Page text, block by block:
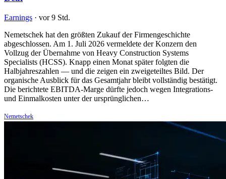
Earnings · vor 9 Std.
Nemetschek hat den größten Zukauf der Firmengeschichte
abgeschlossen. Am 1. Juli 2026 vermeldete der Konzern den
Vollzug der Übernahme von Heavy Construction Systems
Specialists (HCSS). Knapp einen Monat später folgten die
Halbjahreszahlen — und die zeigen ein zweigeteiltes Bild. Der
organische Ausblick für das Gesamtjahr bleibt vollständig bestätigt.
Die berichtete EBITDA-Marge dürfte jedoch wegen Integrations-
und Einmalkosten unter der ursprünglichen…
Nemetschek